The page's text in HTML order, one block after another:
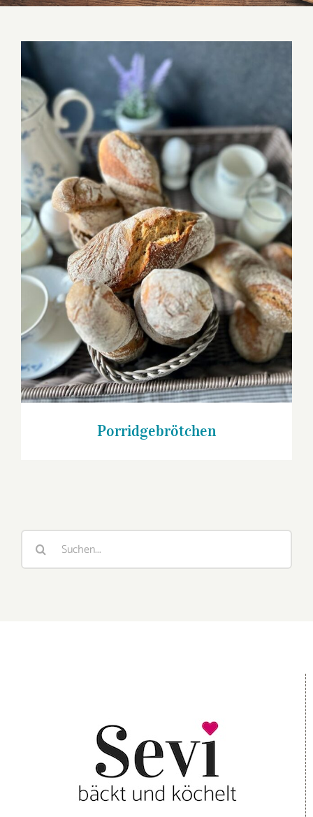
Porridgebrötchen
Porridgebrötchen
Suche
nach: